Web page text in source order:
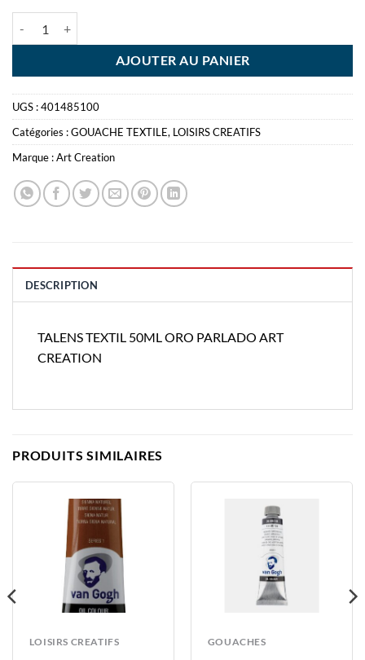
AJOUTER AU PANIER
UGS :401485100
Catégories :GOUACHE TEXTILE, LOISIRS CREATIFS
Marque :Art Creation
DESCRIPTION
TALENS TEXTIL 50ML ORO PARLADO ART
CREATION
PRODUITS SIMILAIRES
LOISIRS CREATIFS GOUACHES